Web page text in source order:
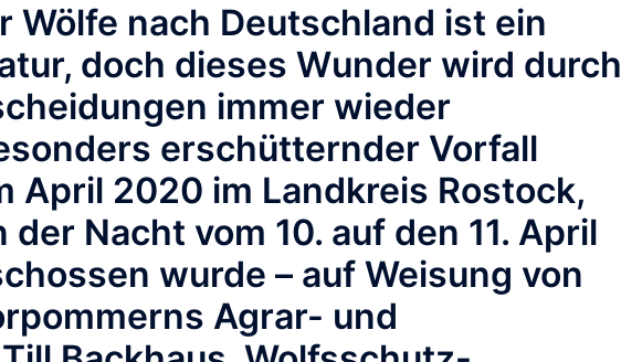
Wölfe nach Deutschland ist ein
doch dieses Wunder wird durch
immer wieder
erschütternder Vorfall
April 2020 im Landkreis Rostock,
Nacht vom 10. auf den 11. April
wurde – auf Weisung von
Agrar- und